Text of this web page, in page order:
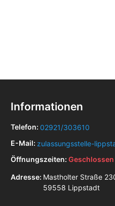
Informationen
Telefon: 02921/303610
E-Mail: zulassungsstelle-
Öffnungszeiten: Geschlossen
Adresse: Mastholter Straße
59558 Lippstadt